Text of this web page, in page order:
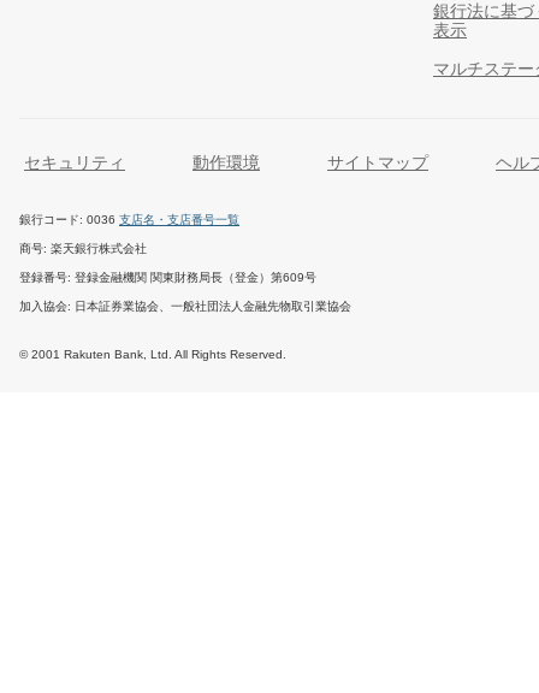
銀行法に基
表示
マルチステ
セキュリティ 動作環境 サイトマップ ヘル
銀行コード 0036 支店名・支店番号一覧
商号 楽天銀行株式会社
登録番号 登録金融機関 関東財務局長（登金）第609号
加入協会 日本証券業協会、一般社団法人金融先物取引業協会
© 2001 Rakuten Bank, Ltd. All Rights Reserved.